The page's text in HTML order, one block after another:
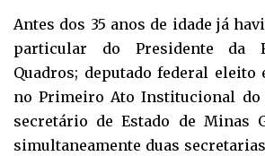
Antes dos 35 anos de idade já
particular do Presidente da
Quadros; deputado federal eleito
no Primeiro Ato Institucional do
secretário de Estado de Minas
simultaneamente duas